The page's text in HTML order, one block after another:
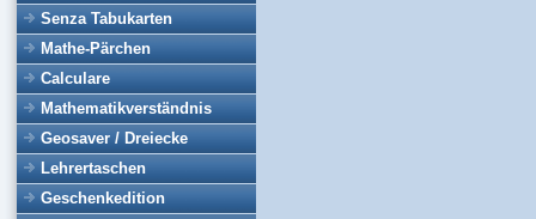
Senza Tabukarten
Mathe-Pärchen
Calculare
Mathematikverständnis
Geosaver / Dreiecke
Lehrertaschen
Geschenkedition